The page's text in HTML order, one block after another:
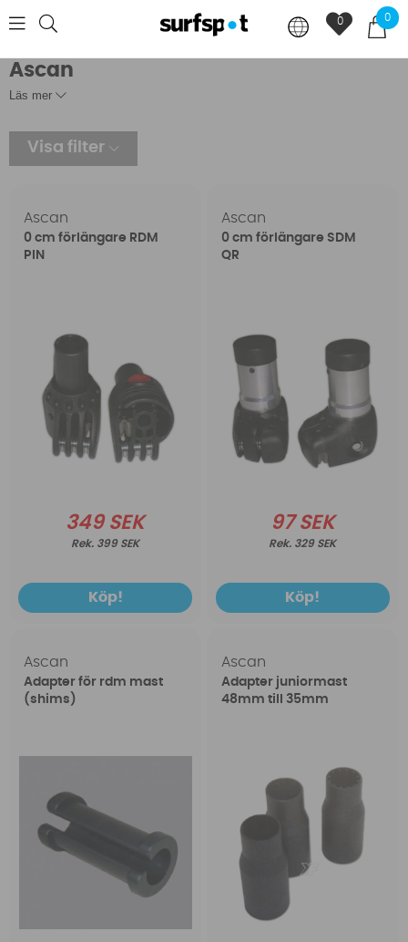
0
0
Ascan
Läs mer
Visa filter
Ascan
0 cm förlängare RDM
PIN
349 SEK
399 SEK
Köp!
Ascan
0 cm förlängare SDM
QR
97 SEK
329 SEK
Köp!
Ascan
Adapter för rdm mast
(shims)
Ascan
Adapter juniormast
48mm till 35mm